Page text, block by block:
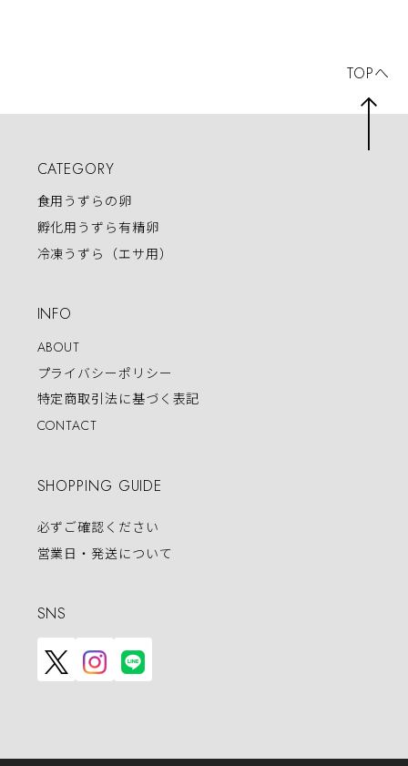
CATEGORY
食用うずらの卵
孵化用うずら有精卵
冷凍うずら（エサ用）
INFO
ABOUT
プライバシーポリシー
特定商取引法に基づく表記
CONTACT
SHOPPING GUIDE
必ずご確認ください
営業日・発送について
SNS
TOPへ